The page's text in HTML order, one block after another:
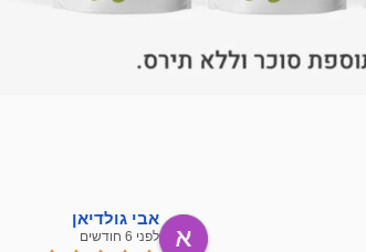
אבי גולדיאן
לפני 6 חודשים